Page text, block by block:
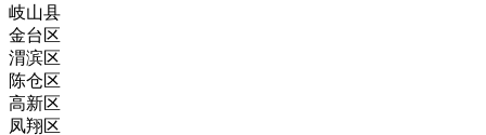
岐山县
金台区
渭滨区
陈仓区
高新区
凤翔区